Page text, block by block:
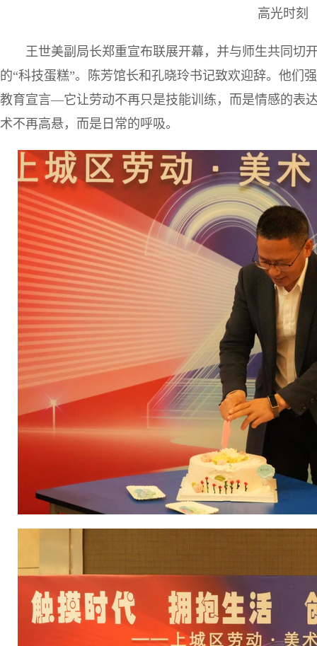
高光时刻
王世美副局长郑重宣布联展开幕，并与师生共同切
的“科技蛋糕”。陈芳馆长和孔晓玲书记致欢迎辞。他们
教育宣言—它让劳动不再只是技能训练，而是情感的表
术不再高悬，而是日常的呼吸。